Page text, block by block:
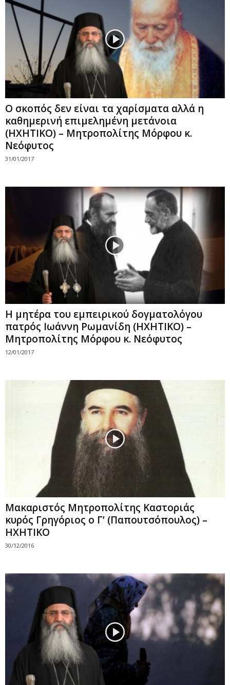
Ο σκοπός δεν είναι τα χαρίσματα αλλά η
καθημερινή επιμελημένη μετάνοια
(ΗΧΗΤΙΚΟ) – Μητροπολίτης Μόρφου κ.
Νεόφυτος
31/01/2017
Η μητέρα του εμπειρικού δογματολόγου
πατρός Ιωάννη Ρωμανίδη (ΗΧΗΤΙΚΟ) –
Μητροπολίτης Μόρφου κ. Νεόφυτος
12/01/2017
Μακαριστός Μητροπολίτης Καστοριάς
κυρός Γρηγόριος ο Γ’ (Παπουτσόπουλος) –
ΗΧΗΤΙΚΟ
30/12/2016